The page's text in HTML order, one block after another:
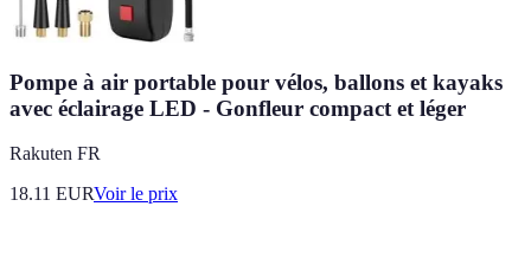
Pompe à air portable pour vélos, ballons et kayaks
avec éclairage LED - Gonfleur compact et léger
Rakuten FR
18.11 EURVoir le prix